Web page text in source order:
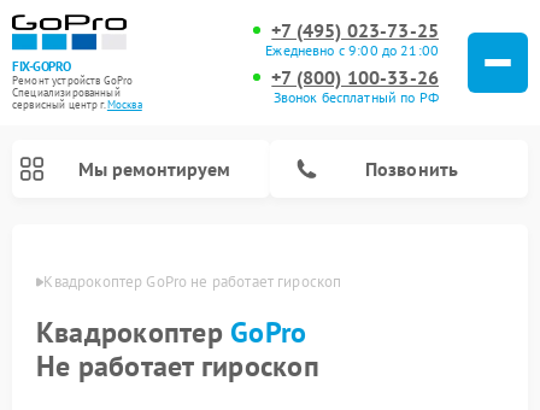
FIX-GOPRO
Ремонт устройств GoPro
Специализированный
cервисный центр г.Москва
+7 (495) 023-73-25
Ежедневно с 9:00 до 21:00
+7 (800) 100-33-26
Звонок бесплатный по РФ
Мы ремонтируем Позвонить
Квадрокоптер GoPro не работает гироскоп
Квадрокоптер GoPro
Не работает гироскоп